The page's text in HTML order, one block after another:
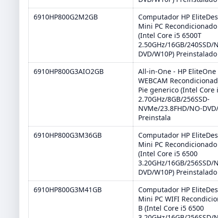
6910HP800G2M2GB
Computador HP
Mini PC
(Intel Core i5 6500T
2.50GHz/16GB/240SSD/
DVD/W10P) Preinstalado
6910HP800G3AIO2GB
All-in-One - HP EliteOne
WEBCAM
Pie generico (Intel Core
2.70GHz/8GB/256SSD-
NVMe/23.8FHD/NO-
Preinstala
6910HP800G3M36GB
Computador HP
Mini PC
(Intel Core i5 6500
3.20GHz/16GB/256SSD/
DVD/W10P) Preinstalado
6910HP800G3M41GB
Computador HP
Mini PC WIFI
B (Intel Core i5 6500